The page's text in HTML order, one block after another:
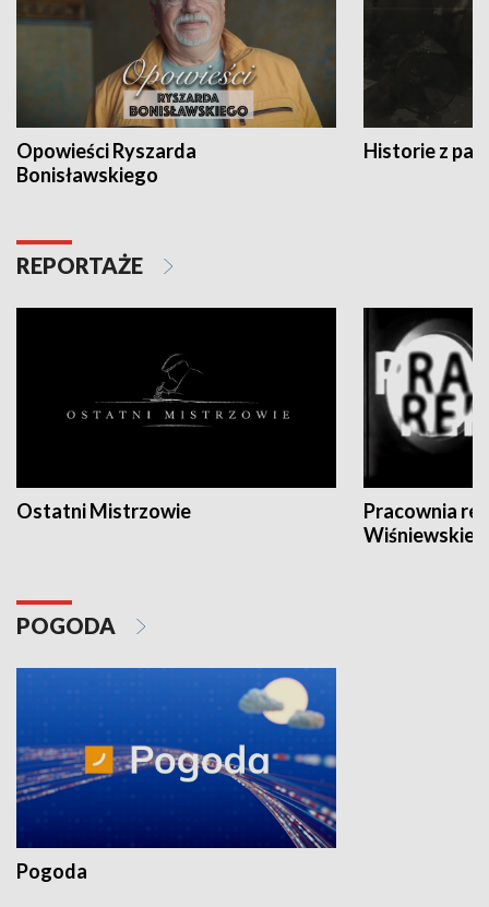
Opowieści Ryszarda
Bonisławskiego
Historie z
REPORTAŻE
Ostatni Mistrzowie
Pracownia
POGODA
Pogoda